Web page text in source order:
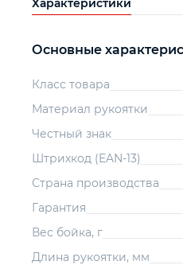
Характеристики
Основные
Класс товара
Материал рукоятки
Честный знак
Штрихкод (EAN-13)
Страна производства
Гарантия
Вес бойка, г
Длина рукоятки, мм